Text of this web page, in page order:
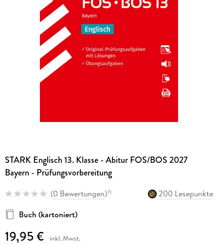
STARK Englisch 13. Klasse - Abitur FOS/BOS 2027
Bayern - Prüfungsvorbereitung
(0 Bewertungen)15
200 Lesepunkte
Buch (kartoniert)
19,95 € inkl. Mwst.